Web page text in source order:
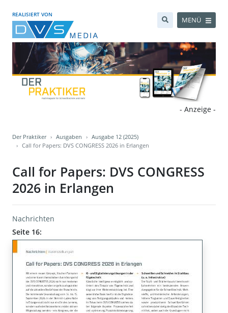
REALISIERT VON
MENÜ
- Anzeige -
Der Praktiker Ausgaben
Ausgabe 12 (2025)
Call for Papers: DVS CONGRESS 2026 in Erlangen
Call for Papers: DVS CONGRESS
2026 in Erlangen
Nachrichten
Seite 16: